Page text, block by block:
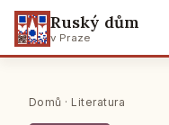
Ruský dům
v Praze
Domů · Literatura